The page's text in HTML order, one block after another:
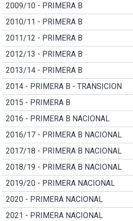
2009/10 - PRIMERA B
2010/11 - PRIMERA B
2011/12 - PRIMERA B
2012/13 - PRIMERA B
2013/14 - PRIMERA B
2014 - PRIMERA B - TRANSICION
2015 - PRIMERA B
2016 - PRIMERA B NACIONAL
2016/17 - PRIMERA B NACIONAL
2017/18 - PRIMERA B NACIONAL
2018/19 - PRIMERA B NACIONAL
2019/20 - PRIMERA NACIONAL
2020 - PRIMERA NACIONAL
2021 - PRIMERA NACIONAL